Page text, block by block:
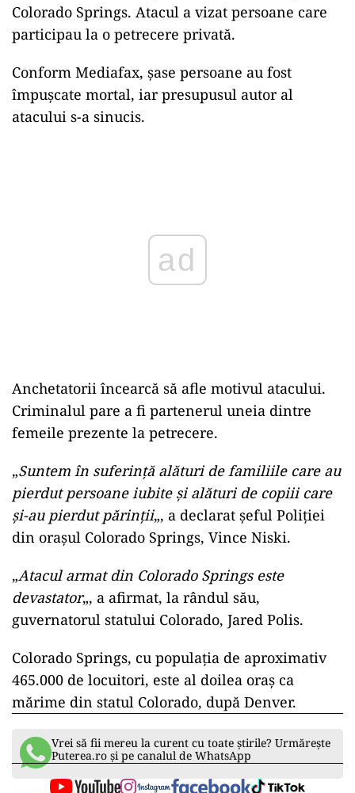
Colorado Springs. Atacul a vizat persoane care
participau la o petrecere privată.
Conform Mediafax, șase persoane au fost
împuşcate mortal, iar presupusul autor al
atacului s-a sinucis.
Anchetatorii încearcă să afle motivul atacului.
Criminalul pare a fi partenerul uneia dintre
femeile prezente la petrecere.
„Suntem în suferinţă alături de familiile care au
pierdut persoane iubite şi alături de copiii care
şi-au pierdut părinţii„, a declarat şeful Poliţiei
din oraşul Colorado Springs, Vince Niski.
„Atacul armat din Colorado Springs este
devastator„, a afirmat, la rândul său,
guvernatorul statului Colorado, Jared Polis.
Colorado Springs, cu populaţia de aproximativ
465.000 de locuitori, este al doilea oraş ca
mărime din statul Colorado, după Denver.
Vrei să fii mereu la curent cu toate știrile? Urmărește
Puterea.ro și pe canalul de WhatsApp